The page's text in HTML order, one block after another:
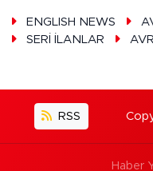
ENGLISH NEWS
SERİ İLANLAR
RSS
Haber